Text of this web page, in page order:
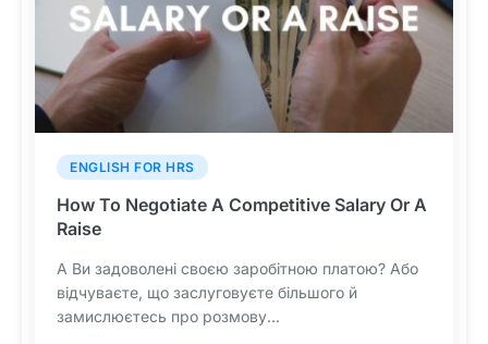
ENGLISH FOR HRS
How To Negotiate A Competitive Salary Or A
Raise
А Ви задоволені своєю заробітною платою? Або
відчуваєте, що заслуговуєте більшого й
замислюєтесь про розмову...